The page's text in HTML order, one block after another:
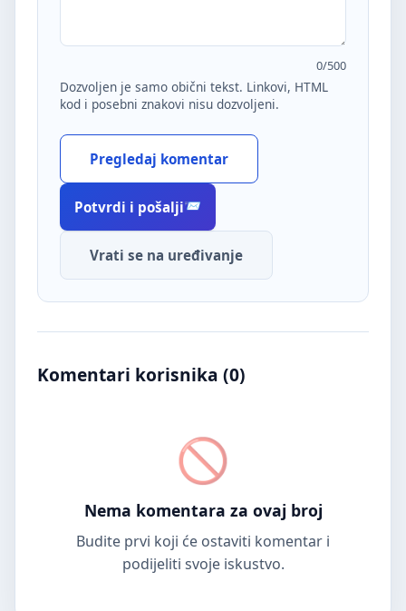
0/500
Dozvoljen je samo obični tekst. Linkovi, HTML
kod i posebni znakovi nisu dozvoljeni.
Pregledaj komentar
Potvrdi i pošalji
Vrati se na uređivanje
Komentari korisnika (0)
Nema komentara za ovaj broj
Budite prvi koji će ostaviti komentar i
podijeliti svoje iskustvo.